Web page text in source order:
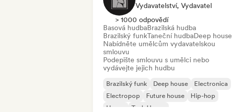
Vydavatelství, Vydavatel
> 1000 odpovědí
Basová hudbaBrazilská hudba
Brazilský funkTaneční hudbaDeep house
Nabídněte umělcům vydavatelskou
smlouvu
Podepište smlouvu s umělci nebo
vydávejte jejich hudbu
Brazilský funk Deep house
Electronica
Electropop
Future house
Hip-hop
House
Tech House